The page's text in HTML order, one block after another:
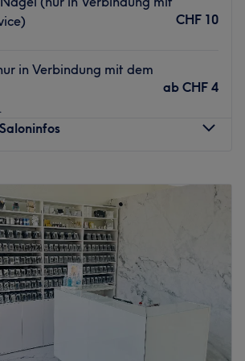
wird hier immer mit den
gearbeitet.
neu
Haarentfernung.
Diodenlaser.
kostenlose Getränke angeboten.
CHF 10
in Verbindung mit dem
ab CHF 4
09:30
19:30
09:00– 18:00
Geschlossen
nach einer professionellen
makellosen Gel-System oder